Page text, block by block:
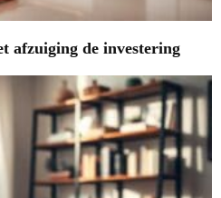
afzuiging de investering